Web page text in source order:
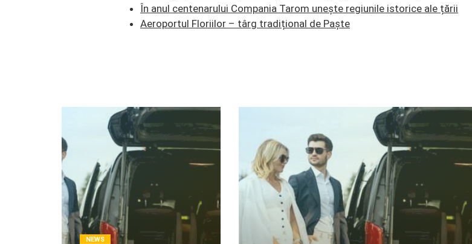
În anul centenarului Compania Tarom unește regiunile istorice ale țării
Aeroportul Floriilor – târg tradițional de Paște
NEWS